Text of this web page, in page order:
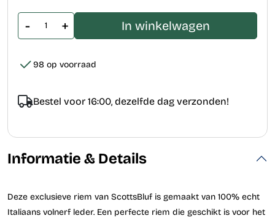
- + In winkelwagen
98 op voorraad
Bestel voor 16:00, dezelfde dag verzonden!
Informatie & Details
Deze exclusieve riem van ScottsBluf is gemaakt van 100% echt
Italiaans volnerf leder. Een perfecte riem die geschikt is voor het